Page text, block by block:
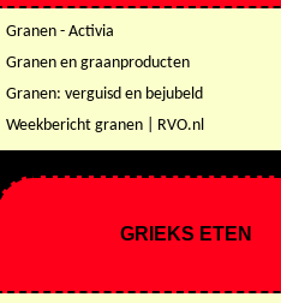
Granen - Activia
Granen en graanproducten
Granen: verguisd en bejubeld
Weekbericht granen | RVO.nl
GRIEKS ETEN